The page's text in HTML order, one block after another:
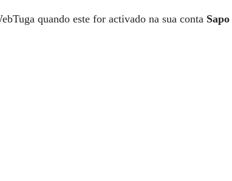
quando este for activado na sua conta